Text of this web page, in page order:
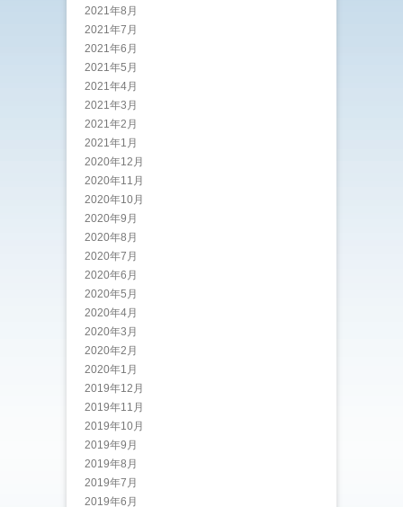
2021年8月
2021年7月
2021年6月
2021年5月
2021年4月
2021年3月
2021年2月
2021年1月
2020年12月
2020年11月
2020年10月
2020年9月
2020年8月
2020年7月
2020年6月
2020年5月
2020年4月
2020年3月
2020年2月
2020年1月
2019年12月
2019年11月
2019年10月
2019年9月
2019年8月
2019年7月
2019年6月